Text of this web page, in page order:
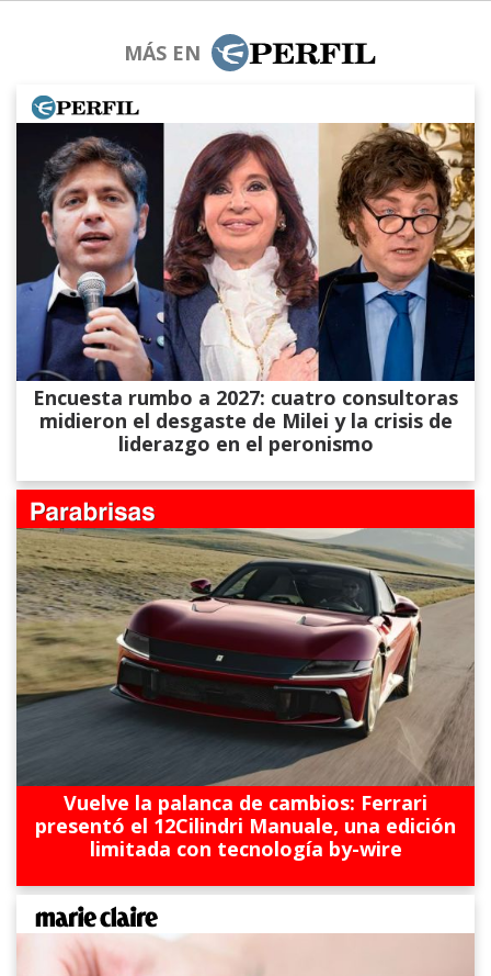
MÁS EN
Encuesta rumbo a 2027: cuatro consultoras
midieron el desgaste de Milei y la crisis de
liderazgo en el peronismo
Vuelve la palanca de cambios: Ferrari
presentó el 12Cilindri Manuale, una edición
limitada con tecnología by-wire